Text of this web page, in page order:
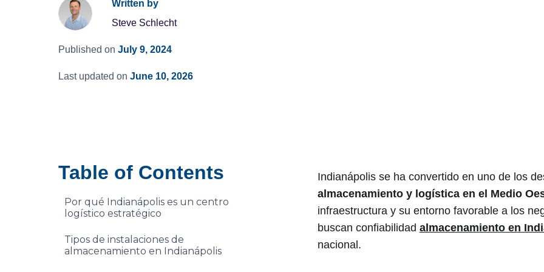
Written by
Steve Schlecht
Published on July 9, 2024
Last updated on June 10, 2026
Table of Contents
Por qué Indianápolis es un centro
logístico estratégico
Tipos de instalaciones de
almacenamiento en Indianápolis
Indianápolis se ha convertido en uno de los
almacenamiento y logística en el Medio
infraestructura y su entorno favorable a los
buscan confiabilidad almacenamiento en
nacional.